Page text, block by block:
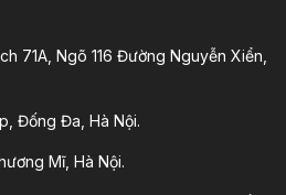
71A, Ngõ 116 Đường Nguyễn Xiển,
Đống Đa, Hà Nội.
Mĩ, Hà Nội.